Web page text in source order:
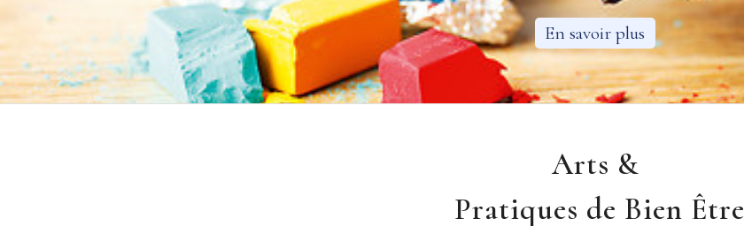
En savoir plus
Arts &
Pratiques de Bien Être